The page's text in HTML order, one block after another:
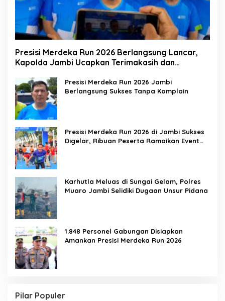
Presisi Merdeka Run 2026 Berlangsung Lancar,
Kapolda Jambi Ucapkan Terimakasih dan
Presisi Merdeka Run 2026 Jambi
Berlangsung Sukses Tanpa Komplain
Presisi Merdeka Run 2026 di Jambi Sukses
Digelar, Ribuan Peserta Ramaikan Event
Karhutla Meluas di Sungai Gelam, Polres
Muaro Jambi Selidiki Dugaan Unsur Pidana
1.848 Personel Gabungan Disiapkan
Amankan Presisi Merdeka Run 2026
Pilar Populer